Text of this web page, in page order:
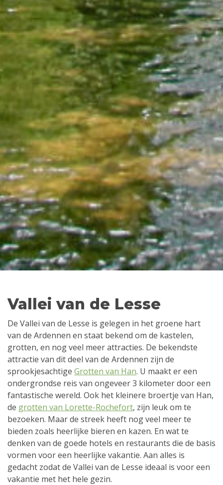
Vallei van de Lesse
De Vallei van de Lesse is gelegen in het groene hart
van de Ardennen en staat bekend om de kastelen,
grotten, en nog veel meer attracties. De bekendste
attractie van dit deel van de Ardennen zijn de
sprookjesachtige Grotten van Han. U maakt er een
ondergrondse reis van ongeveer 3 kilometer door een
fantastische wereld. Ook het kleinere broertje van Han,
de grotten van Lorette-Rochefort, zijn leuk om te
bezoeken. Maar de streek heeft nog veel meer te
bieden zoals heerlijke bieren en kazen. En wat te
denken van de goede hotels en restaurants die de basis
vormen voor een heerlijke vakantie. Aan alles is
gedacht zodat de Vallei van de Lesse ideaal is voor een
vakantie met het hele gezin.